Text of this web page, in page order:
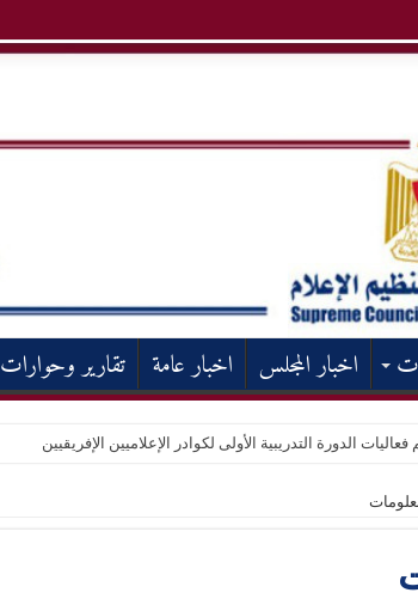
اخبار المجلس اخبار عامة تقارير وحوارات
فعاليات الدورة التدريبية الأولى لكوادر الإعلاميين الإفريقيين